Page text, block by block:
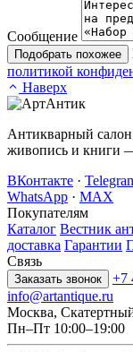
Сообщение
Подобрать похожее
политикой
Наверх
Антикварный
живопись и книги
ВКонтакте ·
WhatsApp · MAX
Покупателям
Каталог Вестник
доставка Гарантии
Связь
Заказать звонок +7
info@artantique.ru
Москва,
Пн–Пт 10:00–19:00